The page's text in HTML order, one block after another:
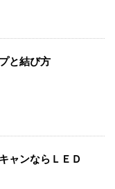
と結び方
ャンならＬＥＤ